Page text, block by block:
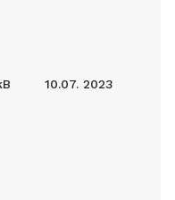
10.07. 2023